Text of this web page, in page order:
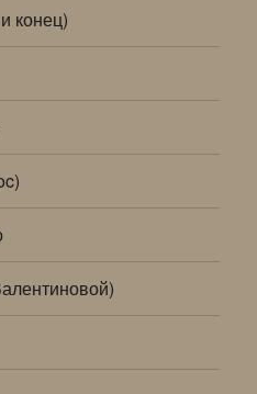
конец)